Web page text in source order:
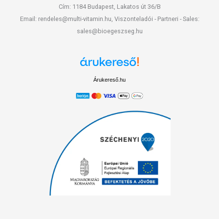
Cím: 1184 Budapest, Lakatos út 36/B
Email: rendeles@multi-vitamin.hu, Viszonteladói - Partneri - Sales:
sales@bioegeszseg.hu
Árukereső.hu